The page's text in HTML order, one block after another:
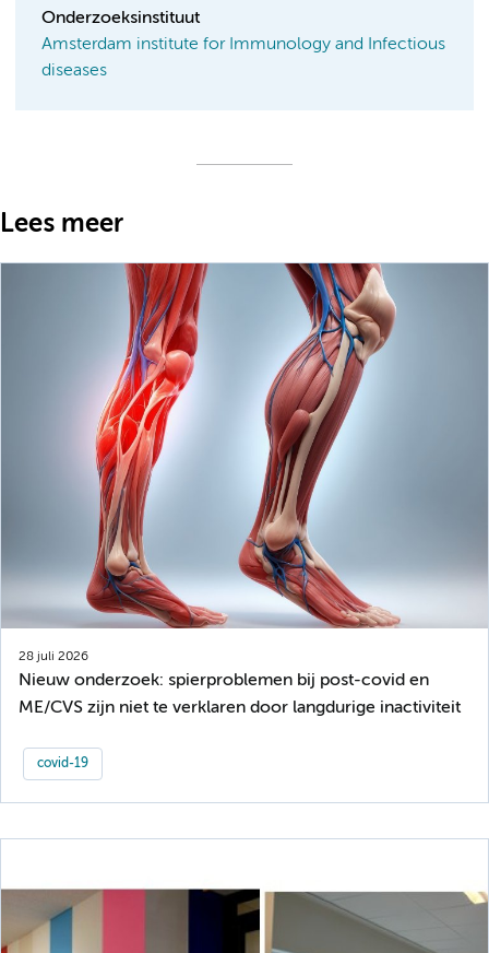
Onderzoeksinstituut
Amsterdam institute for Immunology and Infectious
diseases
Lees meer
28 juli 2026
Nieuw onderzoek: spierproblemen bij post-covid en
ME/CVS zijn niet te verklaren door langdurige inactiviteit
covid-19